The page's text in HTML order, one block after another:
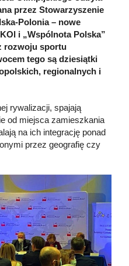
przez Stowarzyszenie
Polonia – nowe
i „Wspólnota Polska”
rozwoju sportu
tego są dziesiątki
regionalnych i
rywalizacji, spajają
od miejsca zamieszkania
na ich integrację ponad
przez geografię czy